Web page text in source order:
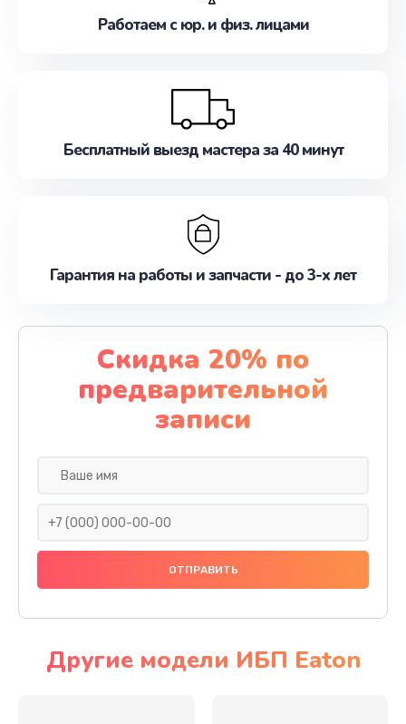
Работаем с юр. и физ. лицами
Бесплатный выезд мастера за 40 минут
Гарантия на работы и запчасти - до 3-х лет
Скидка 20% по
предварительной
записи
Другие модели ИБП Eaton